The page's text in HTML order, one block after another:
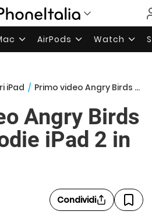
AirPods Watch
iPad / Primo video Angry Birds Rio e custodie iPad 2 in arrivo
Angry Birds
iPad 2 in
Condividi